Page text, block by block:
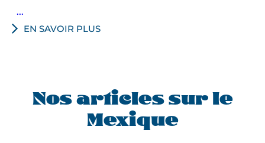
...
EN SAVOIR PLUS
Nos articles sur le
Mexique